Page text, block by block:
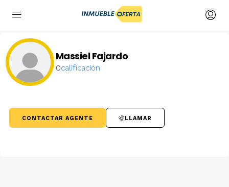
Massiel Fajardo
0calificación
CONTACTAR AGENTE LLAMAR